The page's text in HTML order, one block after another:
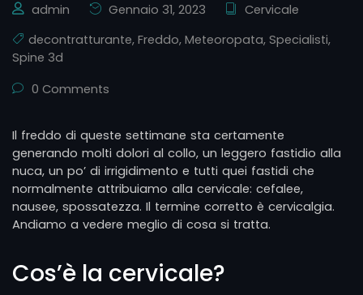
admin Gennaio 31, 2023
Cervicale
decontratturante, Freddo, Meteoropata, Specialisti,
Spine 3d
0 Comments
Il freddo di queste settimane sta certamente
generando molti dolori al collo, un leggero fastidio alla
nuca, un po’ di irrigidimento e tutti quei fastidi che
normalmente attribuiamo alla cervicale: cefalee,
nausee, spossatezza. Il termine corretto è cervicalgia.
Andiamo a vedere meglio di cosa si tratta.
Cos’è la cervicale?